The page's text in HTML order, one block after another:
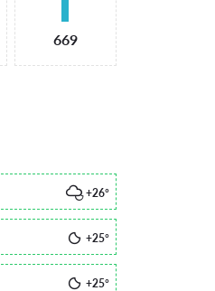
669
+26°
+25°
+25°